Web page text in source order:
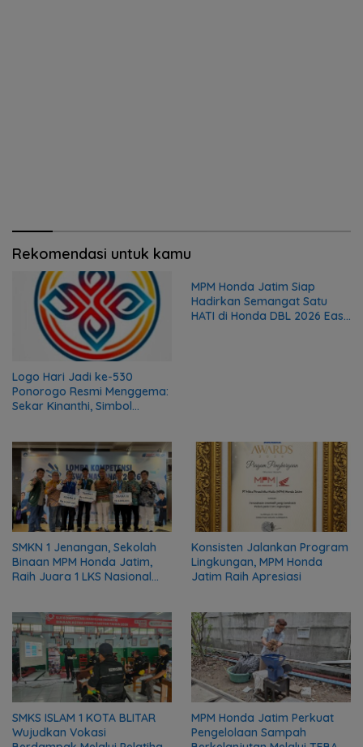
Rekomendasi untuk kamu
Logo Hari Jadi ke-530
Ponorogo Resmi Menggema:
Sekar Kinanthi, Simbol
MPM Honda Jatim Siap
Hadirkan Semangat Satu
HATI di Honda DBL 2026 East
SMKN 1 Jenangan, Sekolah
Binaan MPM Honda Jatim,
Raih Juara 1 LKS Nasional
Konsisten Jalankan Program
Lingkungan, MPM Honda
Jatim Raih Apresiasi
SMKS ISLAM 1 KOTA BLITAR
Wujudkan Vokasi
MPM Honda Jatim Perkuat
Pengelolaan Sampah